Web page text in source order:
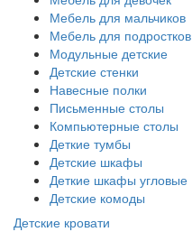
Мебель для мальчиков
Мебель для подростков
Модульные детские
Детские стенки
Навесные полки
Письменные столы
Компьютерные столы
Деткие тумбы
Детские шкафы
Деткие шкафы угловые
Детские комоды
Детские кровати